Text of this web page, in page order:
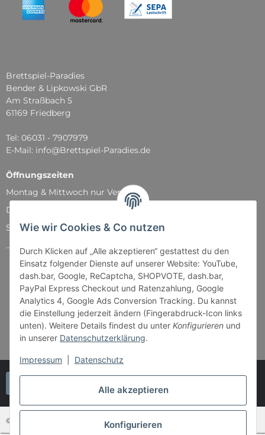
Alle akzeptieren
Konfigurieren
Wie wir Cookies & Co nutzen
Durch Klicken auf „Alle akzeptieren“ gestattest du den
Einsatz folgender Dienste auf unserer Website: YouTube,
dash.bar, Google, ReCaptcha, SHOPVOTE, dash.bar,
PayPal Express Checkout und Ratenzahlung, Google
Analytics 4, Google Ads Conversion Tracking. Du kannst
die Einstellung jederzeit ändern (Fingerabdruck-Icon links
unten). Weitere Details findest du unter Konfigurieren und
in unserer Datenschutzerklärung.
Impressum Datenschutz
Brettspiel-Paradies
Bender & Lipkowski GbR
Am Straßbach 5
61169 Friedberg
Tel: 06031 - 7907979
E-Mail: info@Brettspiel-Paradies.de
Öffnungszeiten
Montag & Mittwoch nur Versand
Dienstag, Donnerstag und Freitag: 11:00 - 18:30 Uhr
Samstag: 11:00 - 14:00 Uhr
...und natürlich während unserer Events
© Bender & Lipkowski GbR - Brettspiel-Paradies